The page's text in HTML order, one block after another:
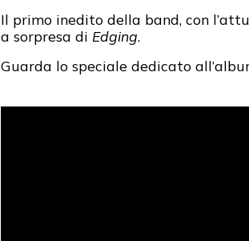
Il primo inedito della band, con
a sorpresa di Edging.
Guarda lo speciale dedicato